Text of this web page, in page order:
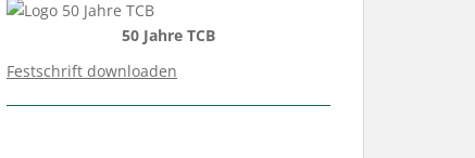
50 Jahre TCB
Festschrift downloaden